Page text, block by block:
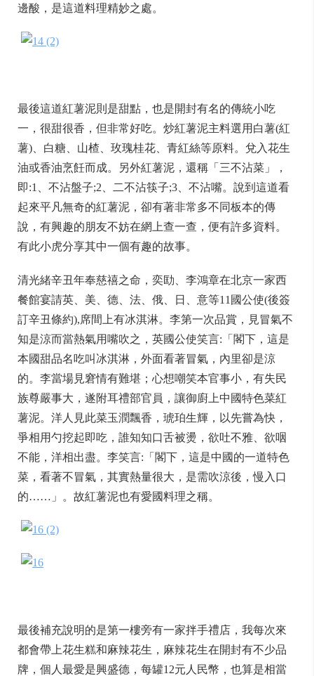
邊酸，是這道料理精妙之處。
最後這道紅薯泥則是甜點，也是開封有名的傳統小吃
一，很甜很香，但非常好吃。炒紅薯泥主料選用白薯(紅
薯)、白糖、山楂、玫瑰桂花、青紅絲等原料。兌入花生
油或香油烹飪而成。另外紅薯泥，還稱「三不沾菜」，
即:1、不沾盤子;2、二不沾筷子;3、不沾嘴。說到這道看
起來平凡無奇的紅薯泥，卻有著非常多不同板本的傳
說，有興趣的朋友不妨在網上查一查，便有許多資料。
有此小虎分享其中一個有趣的故事。
清光緒辛丑年奉慈禧之命，奕劻、李鴻章在北京一家西
餐館宴請英、美、德、法、俄、日、意等11國公使(後簽
訂辛丑條約),席間上有冰淇淋。李第一次品賞，見冒氣不
知是涼而當熱氣用嘴吹之，英國公使笑言:「閣下，這是
本國甜品名吃叫冰淇淋，外面看著冒氣，內里卻是涼
的。李當場見窘情有難堪；心想嘲笑本官事小，有失民
族尊嚴事大，遂附耳禮部官員，讓御廚上中國特色菜紅
薯泥。洋人見此菜玉潤飄香，琥珀生輝，以先嘗為快，
爭相用勺挖起即吃，誰知知口舌被燙，欲吐不雅、欲咽
不能，洋相出盡。李笑言:「閣下，這是中國的一道特色
菜，看著不冒氣，其實熱量很大，是需吹涼後，慢入口
的……」。故紅薯泥也有愛國料理之稱。
最後補充說明的是第一樓旁有一家拌手禮店，我每次來
都會帶上花生糕和麻辣花生，麻辣花生在開封有不少品
牌，個人最愛是興盛德，每罐12元人民幣，也算是相當